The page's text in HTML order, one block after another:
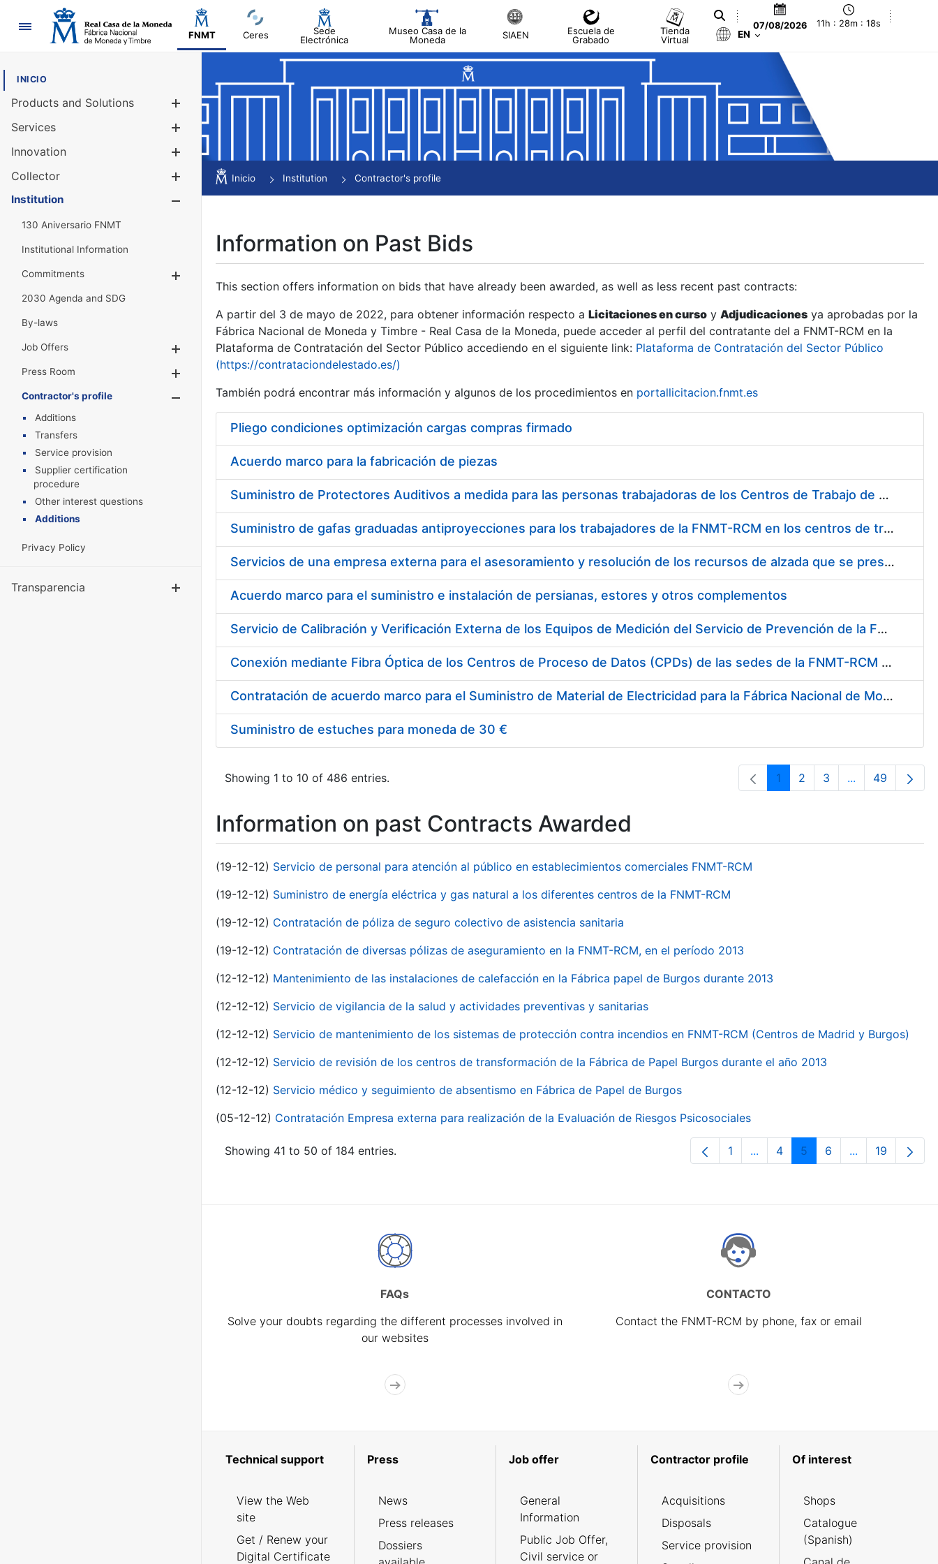
Navigation
FNMT Ceres
Sede
Electrónica
Museo Casa de la
Moneda
SIAEN
Escuela de
Grabado
Tienda
Virtual
07/08/2026 11h : 28m : 18s
EN
INICIO
Products and Solutions
Services
Innovation
Collector
Show/Hide
Institution
130 Aniversario FNMT
Institutional Information
Commitments
2030 Agenda and SDG
By-laws
Job Offers
Show/Hide
Press Room
Show/Hide
Contractor's profile
Show/Hide
Additions
Transfers
Service provision
Supplier certification
procedure
Other interest questions
Additions
Privacy Policy
Transparencia Show/Hide
Inicio Institution Contractor's profile
Information on Past Bids
This section offers information on bids that have already been awarded, as well as less recent past contracts:
A partir del 3 de mayo de 2022, para obtener información respecto a Licitaciones en curso y Adjudicaciones ya aprobadas por la
Fábrica Nacional de Moneda y Timbre - Real Casa de la Moneda, puede acceder al perfil del contratante del a FNMT-RCM en la
Plataforma de Contratación del Sector Público accediendo en el siguiente link: Plataforma de Contratación del Sector Público
(https://contrataciondelestado.es/)
También podrá encontrar más información y algunos de los procedimientos en portallicitacion.fnmt.es
Pliego condiciones optimización cargas compras firmado
Acuerdo marco para la fabricación de piezas
Suministro de Protectores Auditivos a medida para las personas trabajadoras de los Centros de Trabajo de Madrid y Burgos
Suministro de gafas graduadas antiproyecciones para los trabajadores de la FNMT-RCM en los centros de trabajo de Madrid y Burgos
Servicios de una empresa externa para el asesoramiento y resolución de los recursos de alzada que se presentan relacionados con procesos de selección para la FNMT-RCM
Acuerdo marco para el suministro e instalación de persianas, estores y otros complementos
Servicio de Calibración y Verificación Externa de los Equipos de Medición del Servicio de Prevención de la FNMT-RCM
Conexión mediante Fibra Óptica de los Centros de Proceso de Datos (CPDs) de las sedes de la FNMT-RCM de Burgos y Madrid
Contratación de acuerdo marco para el Suministro de Material de Electricidad para la Fábrica Nacional de Moneda y Timbre-Real Casa de la Moneda en su centro de trabajo de Burgos
Suministro de estuches para moneda de 30 €
Showing 1 to 10 of 486 entries. Page
1 Page
2 Page
3 ...Intermediate
Page
49
Information on past Contracts Awarded
(19-12-12) Servicio de personal para atención al público en establecimientos comerciales FNMT-RCM
(19-12-12) Suministro de energía eléctrica y gas natural a los diferentes centros de la FNMT-RCM
(19-12-12) Contratación de póliza de seguro colectivo de asistencia sanitaria
(19-12-12) Contratación de diversas pólizas de aseguramiento en la FNMT-RCM, en el período 2013
(12-12-12) Mantenimiento de las instalaciones de calefacción en la Fábrica papel de Burgos durante 2013
(12-12-12) Servicio de vigilancia de la salud y actividades preventivas y sanitarias
(12-12-12) Servicio de mantenimiento de los sistemas de protección contra incendios en FNMT-RCM (Centros de Madrid y Burgos)
(12-12-12) Servicio de revisión de los centros de transformación de la Fábrica de Papel Burgos durante el año 2013
(12-12-12) Servicio médico y seguimiento de absentismo en Fábrica de Papel de Burgos
(05-12-12) Contratación Empresa externa para realización de la Evaluación de Riesgos Psicosociales
Showing 41 to 50 of 184 entries. Page
1 ...Intermediate Pages Use TAB to
Page
4 Page
5 Page
6 ...Intermediate
Page
19
FAQs
Solve your doubts regarding the different processes involved in
our websites
CONTACTO
Contact the FNMT-RCM by phone, fax or email
Technical support
View the Web
site
Get / Renew your
Digital Certificate
Press
News
Press releases
Dossiers
Job offer
General
Information
Public Job Offer,
Civil service or
Contractor profile
Acquisitions
Disposals
Service provision
Of interest
Shops
Catalogue
(Spanish)